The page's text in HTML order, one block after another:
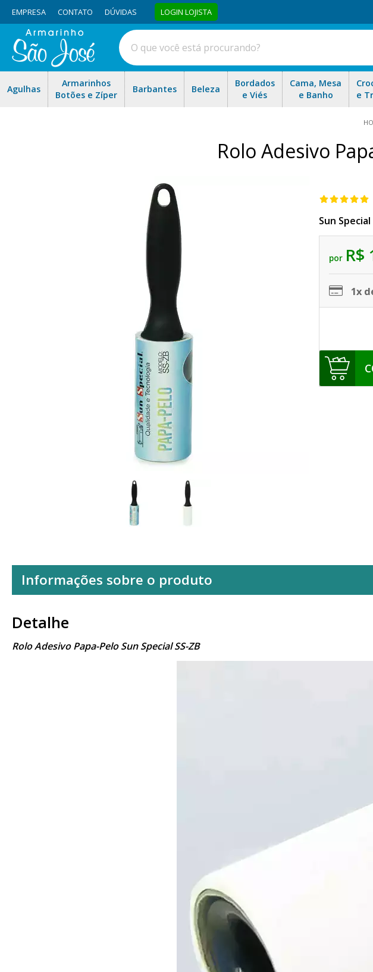
EMPRESA CONTATO DÚVIDAS LOGIN LOJISTA
Agulhas
Armarinhos
Botões e Zíper
Barbantes Beleza
Bordados
e Viés
Cama, Mesa
e Banho
e
Rolo Adesivo
Sun Special
por R$
1x
Informações sobre o produto
Detalhe
Rolo Adesivo Papa-Pelo Sun Special SS-ZB